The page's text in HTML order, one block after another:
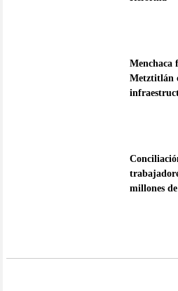
Menchaca
Metztitlán
millones de